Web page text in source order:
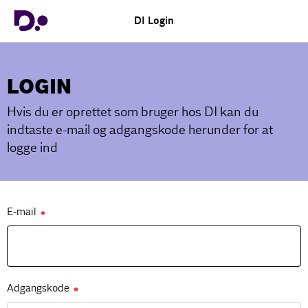
DI Login
LOGIN
Hvis du er oprettet som bruger hos DI kan du
indtaste e-mail og adgangskode herunder for at
logge ind
E-mail ✱
Adgangskode ✱